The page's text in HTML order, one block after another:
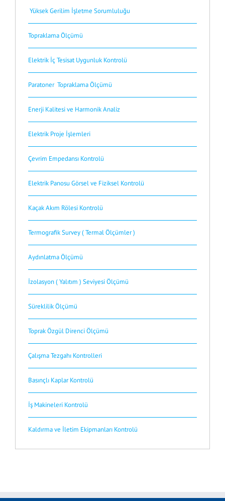
Yüksek Gerilim İşletme Sorumluluğu
Topraklama Ölçümü
Elektrik İç Tesisat Uygunluk Kontrolü
Paratoner Topraklama Ölçümü
Enerji Kalitesi ve Harmonik Analiz
Elektrik Proje İşlemleri
Çevrim Empedansı Kontrolü
Elektrik Panosu Görsel ve Fiziksel Kontrolü
Kaçak Akım Rölesi Kontrolü
Termografik Survey ( Termal Ölçümler )
Aydınlatma Ölçümü
İzolasyon ( Yalıtım ) Seviyesi Ölçümü
Süreklilik Ölçümü
Toprak Özgül Direnci Ölçümü
Çalışma Tezgahı Kontrolleri
Basınçlı Kaplar Kontrolü
İş Makineleri Kontrolü
Kaldırma ve İletim Ekipmanları Kontrolü